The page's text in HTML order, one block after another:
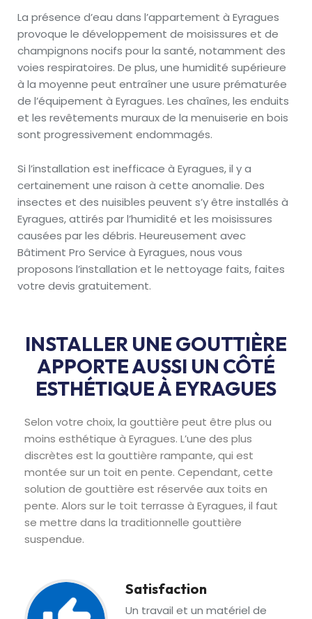
La présence d’eau dans l’appartement à Eyragues
provoque le développement de moisissures et de
champignons nocifs pour la santé, notamment des
voies respiratoires. De plus, une humidité supérieure
à la moyenne peut entraîner une usure prématurée
de l’équipement à Eyragues. Les chaînes, les enduits
et les revêtements muraux de la menuiserie en bois
sont progressivement endommagés.
Si l’installation est inefficace à Eyragues, il y a
certainement une raison à cette anomalie. Des
insectes et des nuisibles peuvent s’y être installés à
Eyragues, attirés par l’humidité et les moisissures
causées par les débris. Heureusement avec
Bâtiment Pro Service à Eyragues, nous vous
proposons l’installation et le nettoyage faits, faites
votre devis gratuitement.
INSTALLER UNE GOUTTIÈRE
APPORTE AUSSI UN CÔTÉ
ESTHÉTIQUE À EYRAGUES
Selon votre choix, la gouttière peut être plus ou
moins esthétique à Eyragues. L’une des plus
discrètes est la gouttière rampante, qui est
montée sur un toit en pente. Cependant, cette
solution de gouttière est réservée aux toits en
pente. Alors sur le toit terrasse à Eyragues, il faut
se mettre dans la traditionnelle gouttière
suspendue.
Satisfaction
Un travail et un matériel de